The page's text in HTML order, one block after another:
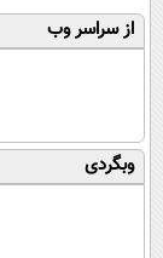
از سراسر وب
وبگردی